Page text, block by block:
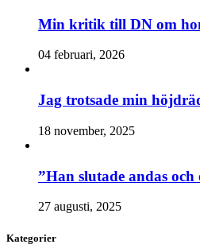
Min kritik till DN om
04 februari, 2026
Jag trotsade min
18 november, 2025
”Han slutade andas
27 augusti, 2025
Kategorier